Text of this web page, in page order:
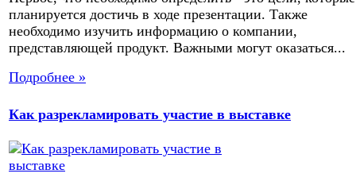
планируется достичь в ходе презентации. Также
необходимо изучить информацию о компании,
представляющей продукт. Важными могут оказаться...
Подробнее »
Как разрекламировать участие в выставке